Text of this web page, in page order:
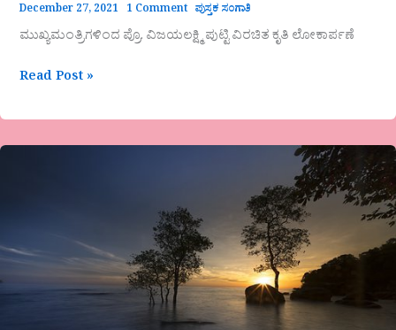
December 27, 2021 1 Comment ಪುಸ್ತಕ ಸಂಗಾತಿ
ಮುಖ್ಯಮಂತ್ರಿಗಳಿಂದ ಪ್ರೊ. ವಿಜಯಲಕ್ಷ್ಮಿ ಪುಟ್ಟಿ ವಿರಚಿತ ಕೃತಿ ಲೋಕಾರ್ಪಣೆ
Read Post »